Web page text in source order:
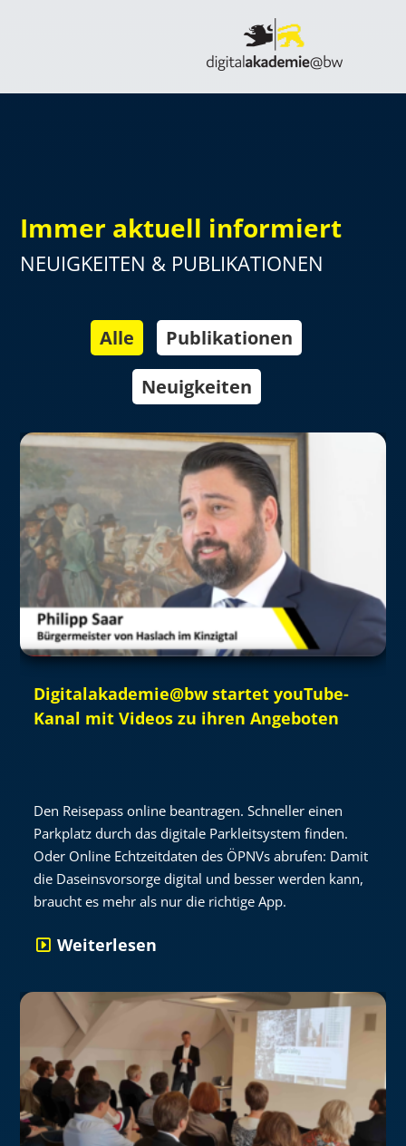
Immer aktuell informiert
NEUIGKEITEN & PUBLIKATIONEN
Alle
Publikationen
Neuigkeiten
Digitalakademie@bw startet youTube-
Kanal mit Videos zu ihren Angeboten
Den Reisepass online beantragen. Schneller einen
Parkplatz durch das digitale Parkleitsystem finden.
Oder Online Echtzeitdaten des ÖPNVs abrufen: Damit
die Daseinsvorsorge digital und besser werden kann,
braucht es mehr als nur die richtige App.
Weiterlesen